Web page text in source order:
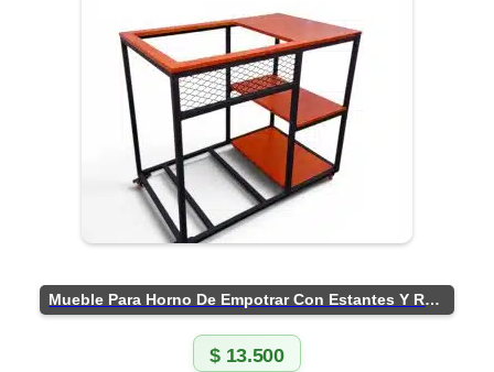
Mueble Para Horno De Empotrar Con Estantes Y Ruedas
$13.500